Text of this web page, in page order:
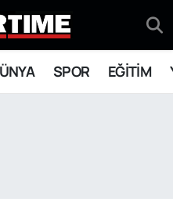
SPOR EĞİTİM